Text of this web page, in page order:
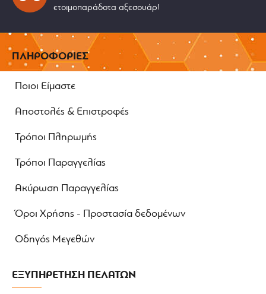
ετοιμοπαράδοτα αξεσουάρ!
ΠΛΗΡΟΦΟΡΙΕΣ
Ποιοι Είμαστε
Αποστολές & Επιστροφές
Τρόποι Πληρωμής
Τρόποι Παραγγελίας
Ακύρωση Παραγγελίας
Όροι Χρήσης - Προστασία δεδομένων
Οδηγός Μεγεθών
ΕΞΥΠΗΡΕΤΗΣΗ ΠΕΛΑΤΩΝ